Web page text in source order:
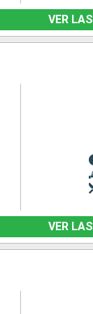
VER
VER